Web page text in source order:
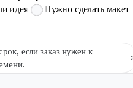
идея
Нужно сделать макет
если заказ нужен к